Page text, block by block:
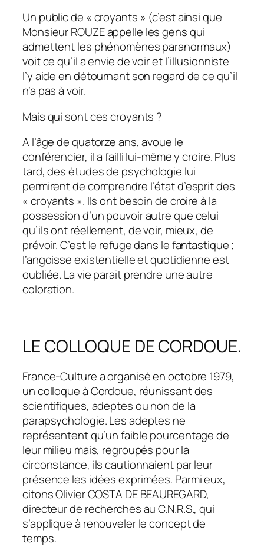
Un public de « croyants » (c’est ainsi que
Monsieur ROUZE appelle les gens qui
admettent les phénomènes paranormaux)
voit ce qu’il a envie de voir et l’illusionniste
l’y aide en détournant son regard de ce qu’il
n’a pas à voir.
Mais qui sont ces croyants ?
A l’âge de quatorze ans, avoue le
conférencier, il a failli lui-même y croire. Plus
tard, des études de psychologie lui
permirent de comprendre l’état d’esprit des
« croyants ». Ils ont besoin de croire à la
possession d’un pouvoir autre que celui
qu’ils ont réellement, de voir, mieux, de
prévoir. C’est le refuge dans le fantastique ;
l’angoisse existentielle et quotidienne est
oubliée. La vie parait prendre une autre
coloration.
LE COLLOQUE DE CORDOUE.
France-Culture a organisé en octobre 1979,
un colloque à Cordoue, réunissant des
scientifiques, adeptes ou non de la
parapsychologie. Les adeptes ne
représentent qu’un faible pourcentage de
leur milieu mais, regroupés pour la
circonstance, ils cautionnaient par leur
présence les idées exprimées. Parmi eux,
citons Olivier COSTA DE BEAUREGARD,
directeur de recherches au C.N.R.S., qui
s’applique à renouveler le concept de
temps.